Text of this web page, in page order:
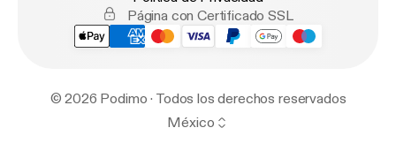
Página con Certificado SSL
© 2026 Podimo · Todos los derechos reservados
México